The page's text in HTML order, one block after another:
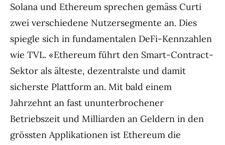
Solana und Ethereum sprechen gemäss Curti
zwei verschiedene Nutzersegmente an. Dies
spiegle sich in fundamentalen DeFi-Kennzahlen
wie TVL. «Ethereum führt den Smart-Contract-
Sektor als älteste, dezentralste und damit
sicherste Plattform an. Mit bald einem
Jahrzehnt an fast ununterbrochener
Betriebszeit und Milliarden an Geldern in den
grössten Applikationen ist Ethereum die